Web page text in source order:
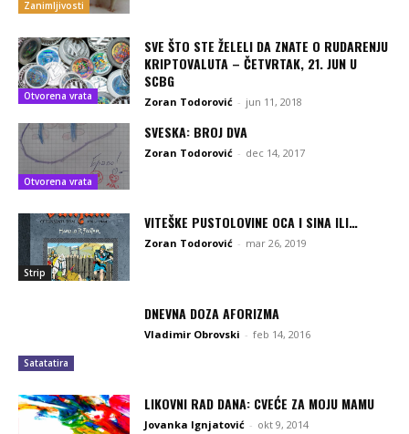
Zanimljivosti
Otvorena vrata
SVE ŠTO STE ŽELELI DA ZNATE O RUDARENJU
KRIPTOVALUTA – ČETVRTAK, 21. JUN U
SCBG
Zoran Todorović - jun 11, 2018
Otvorena vrata
SVESKA: BROJ DVA
Zoran Todorović - dec 14, 2017
Strip
VITEŠKE PUSTOLOVINE OCA I SINA ILI…
Zoran Todorović - mar 26, 2019
Satatatira
DNEVNA DOZA AFORIZMA
Vladimir Obrovski - feb 14, 2016
LIKOVNI RAD DANA: CVEĆE ZA MOJU MAMU
Jovanka Ignjatović - okt 9, 2014